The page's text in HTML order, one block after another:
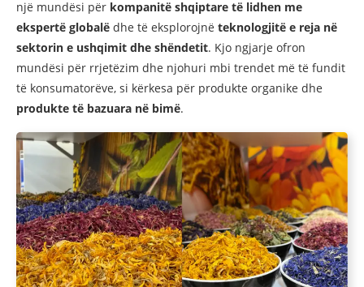
një mundësi për kompanitë shqiptare të lidhen me
ekspertë globalë dhe të eksplorojnë teknologjitë e reja në
sektorin e ushqimit dhe shëndetit. Kjo ngjarje ofron
mundësi për rrjetëzim dhe njohuri mbi trendet më të fundit
të konsumatorëve, si kërkesa për produkte organike dhe
produkte të bazuara në bimë.